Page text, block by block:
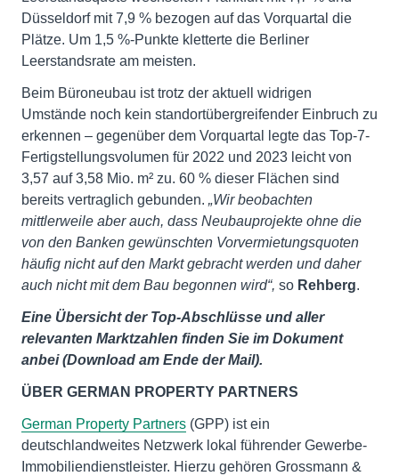
Düsseldorf mit 7,9 % bezogen auf das Vorquartal die
Plätze. Um 1,5 %-Punkte kletterte die Berliner
Leerstandsrate am meisten.
Beim Büroneubau ist trotz der aktuell widrigen
Umstände noch kein standortübergreifender Einbruch zu
erkennen – gegenüber dem Vorquartal legte das Top-7-
Fertigstellungsvolumen für 2022 und 2023 leicht von
3,57 auf 3,58 Mio. m² zu. 60 % dieser Flächen sind
bereits vertraglich gebunden. „Wir beobachten
mittlerweile aber auch, dass Neubauprojekte ohne die
von den Banken gewünschten Vorvermietungsquoten
häufig nicht auf den Markt gebracht werden und daher
auch nicht mit dem Bau begonnen wird“, so Rehberg.
Eine Übersicht der Top-Abschlüsse und aller
relevanten Marktzahlen finden Sie im Dokument
anbei (Download am Ende der Mail).
ÜBER GERMAN PROPERTY PARTNERS
German Property Partners (GPP) ist ein
deutschlandweites Netzwerk lokal führender Gewerbe-
Immobiliendienstleister. Hierzu gehören Grossmann &